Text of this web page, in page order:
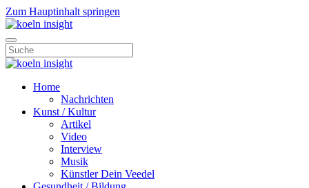
Zum Hauptinhalt springen
Home
Nachrichten
Kunst / Kultur
Artikel
Video
Interview
Musik
Künstler Dein Veedel